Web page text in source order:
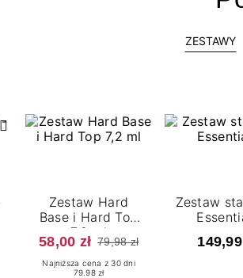
ZESTAWY
Zestaw Hard
Base i Hard Top
7,2 ml
58,00 zł 79,98 zł
Najniższa cena z 30 dni
79.98 zł
Zestaw
149,99